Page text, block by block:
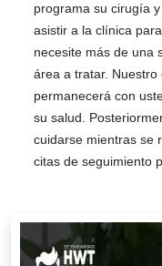
programa su cirugía
asistir a la clínica
necesite más de una
área a tratar.
permanecerá con
su salud.
cuidarse mientras se
citas de seguimiento